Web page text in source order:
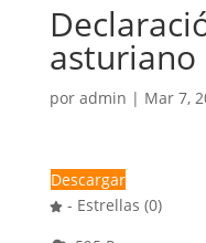
asturiano
por admin | Mar 7,
Descargar
- Estrellas (0)